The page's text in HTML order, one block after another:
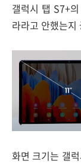
갤럭시 탭 S7+
라라고 안했는지
화면 크기는 갤